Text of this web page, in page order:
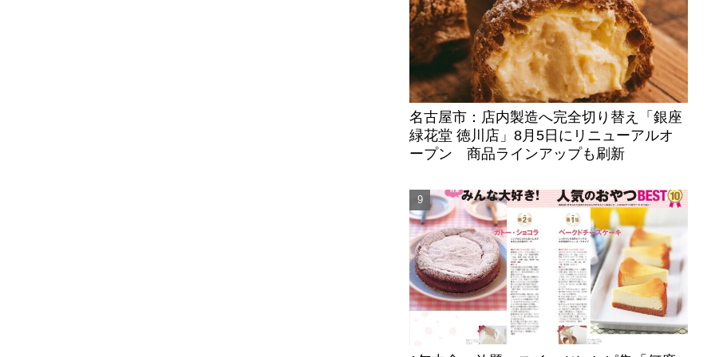
名古屋市：店内製造へ完全切り替え「銀座
緑花堂 徳川店」8月5日にリニューアルオ
ープン 商品ラインアップも刷新